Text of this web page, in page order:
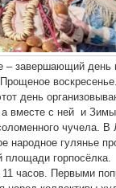
– завершающий день
день
вместе с ней и
чучела. В
народное гулянье
площади
11 часов. Первыми